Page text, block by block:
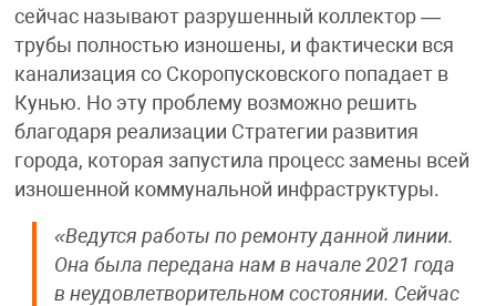
сейчас называют разрушенный коллектор —
трубы полностью изношены, и фактически вся
канализация со Скоропусковского попадает в
Кунью. Но эту проблему возможно решить
благодаря реализации Стратегии развития
города, которая запустила процесс замены всей
изношенной коммунальной инфраструктуры.
«Ведутся работы по ремонту данной линии.
Она была передана нам в начале 2021 года
в неудовлетворительном состоянии. Сейчас